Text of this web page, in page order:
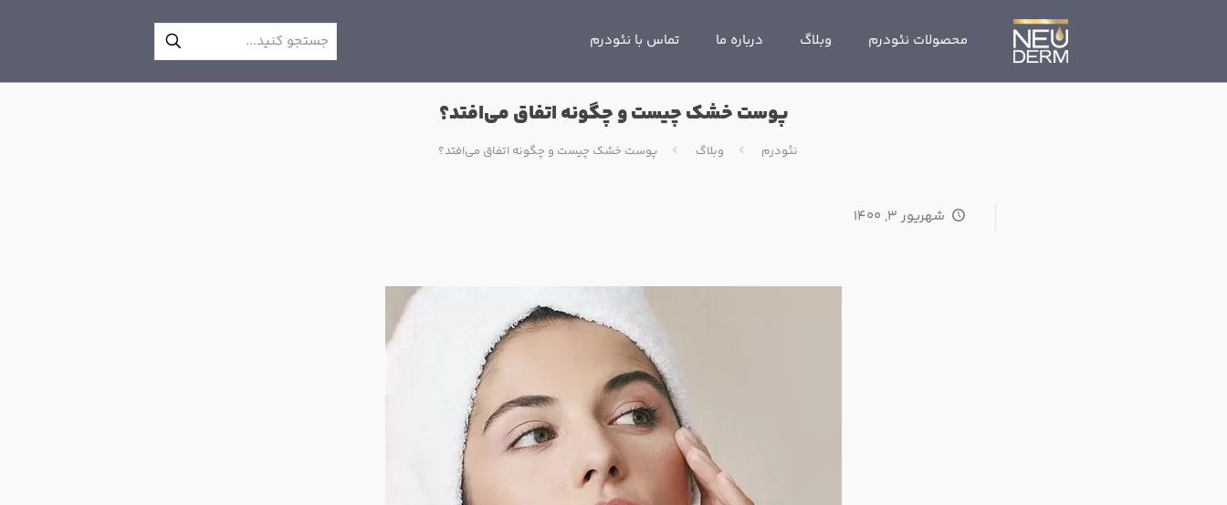
محصولات نئودرم وبلاگ درباره ما تماس با نئودرم
پوست خشک چیست و چگونه اتفاق می‌افتد؟
نئودرم وبلاگ پوست خشک چیست و چگونه اتفاق می‌افتد؟
شهریور ۳, ۱۴۰۰